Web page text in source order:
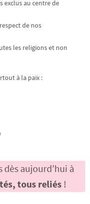
exclus au centre de
de nos
les religions et non
à la paix :
dès aujourd’hui à
tous reliés!